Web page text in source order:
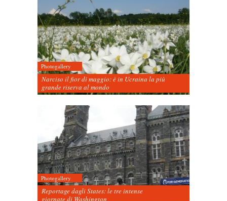
Photogallery
Narciso il fior di maggio: è in Ucraina la più
grande riserva al mondo
Photogallery
Reportage dagli States: le tre intense
giornate di Washington